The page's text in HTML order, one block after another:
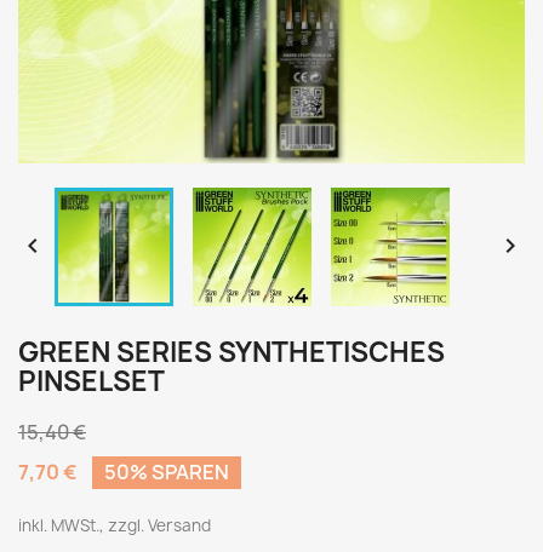
 
GREEN SERIES SYNTHETISCHES
PINSELSET
15,40 €
7,70 €
50% SPAREN
inkl. MWSt., zzgl. Versand